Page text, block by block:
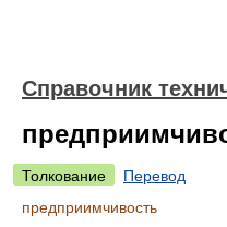
Справочник
Толкование
Перевод
предприимчивость